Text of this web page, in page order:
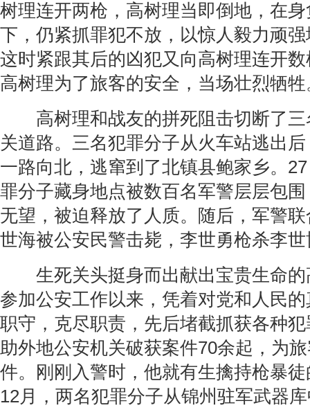
树理连开两枪，高树理当即倒地，在
下，仍紧抓罪犯不放，以惊人毅力顽
这时紧跟其后的凶犯又向高树理连开
高树理为了旅客的安全，当场壮烈牺牲
高树理和战友的拼死阻击切断了三
关道路。三名犯罪分子从火车站逃出
一路向北，逃窜到了北镇县鲍家乡。
罪分子藏身地点被数百名军警层层包
无望，被迫释放了人质。随后，军警
世海被公安民警击毙，李世勇枪杀李
生死关头挺身而出献出宝贵生命的
参加公安工作以来，凭着对党和人民
职守，克尽职责，先后堵截抓获各种
助外地公安机关破获案件70余起，为
件。刚刚入警时，他就有生擒持枪暴
12月，两名犯罪分子从锦州驻军武器库